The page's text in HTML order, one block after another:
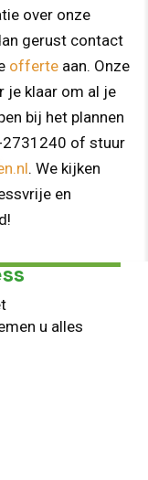
over onze
gerust contact
offerte aan. Onze
je klaar om al je
bij het plannen
2731240 of stuur
. We kijken
en
u alles